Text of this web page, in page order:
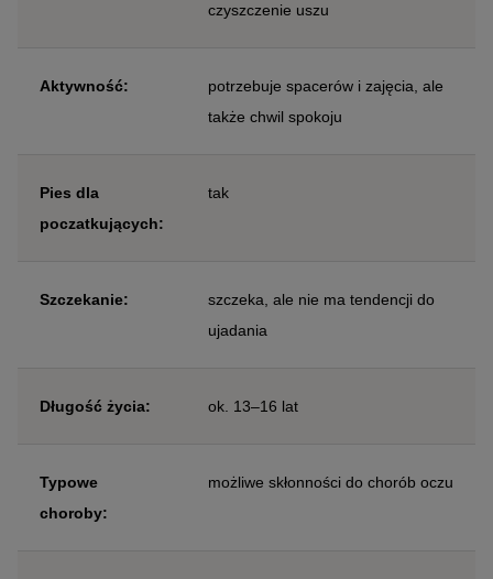
czyszczenie uszu
Aktywność:
potrzebuje spacerów i zajęcia, ale
także chwil spokoju
Pies dla
poczatkujących:
tak
Szczekanie:
szczeka, ale nie ma tendencji do
ujadania
Długość życia: ok. 13–16 lat
Typowe
choroby:
możliwe skłonności do chorób oczu